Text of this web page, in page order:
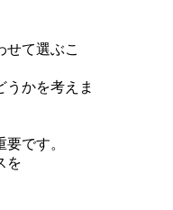
せて選ぶこ
うかを考えま
です。
を